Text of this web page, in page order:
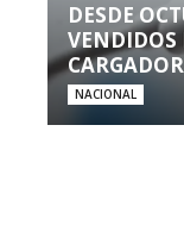
DESDE
VENDIDOS
NACIONAL